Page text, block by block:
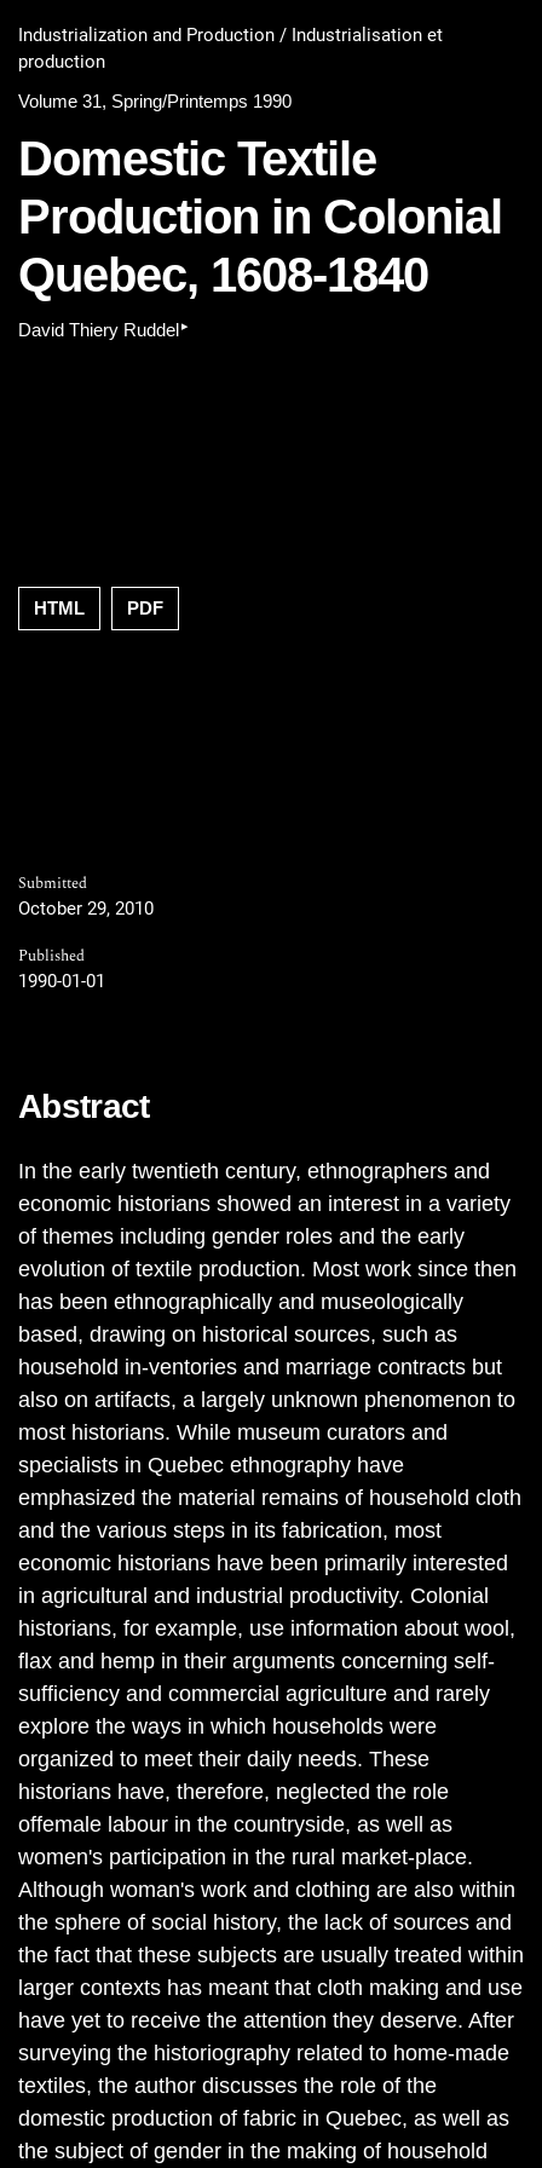
Industrialization and Production / Industrialisation et
production
Volume 31, Spring/Printemps 1990
Domestic Textile
Production in Colonial
Quebec, 1608-1840
David Thiery Ruddel▸
HTML PDF
Submitted
October 29, 2010
Published
1990-01-01
Abstract
In the early twentieth century, ethnographers and
economic historians showed an interest in a variety
of themes including gender roles and the early
evolution of textile production. Most work since then
has been ethnographically and museologically
based, drawing on historical sources, such as
household in-ventories and marriage contracts but
also on artifacts, a largely unknown phenomenon to
most historians. While museum curators and
specialists in Quebec ethnography have
emphasized the material remains of household cloth
and the various steps in its fabrication, most
economic historians have been primarily interested
in agricultural and industrial productivity. Colonial
historians, for example, use information about wool,
flax and hemp in their arguments concerning self-
sufficiency and commercial agriculture and rarely
explore the ways in which households were
organized to meet their daily needs. These
historians have, therefore, neglected the role
offemale labour in the countryside, as well as
women's participation in the rural market-place.
Although woman's work and clothing are also within
the sphere of social history, the lack of sources and
the fact that these subjects are usually treated within
larger contexts has meant that cloth making and use
have yet to receive the attention they deserve. After
surveying the historiography related to home-made
textiles, the author discusses the role of the
domestic production of fabric in Quebec, as well as
the subject of gender in the making of household